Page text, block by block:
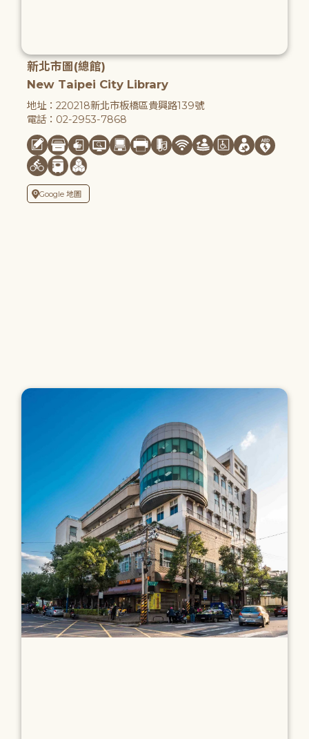
新北市圖(總館)
New Taipei City Library
地址：220218新北市板橋區貴興路139號
電話：02-2953-7868
Google 地圖